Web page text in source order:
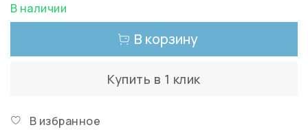
В наличии
В корзину
Купить в 1 клик
В избранное